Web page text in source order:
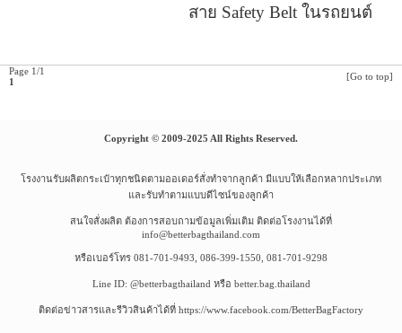
สาย Safety Belt ในรถยนต์
Page 1/1
1
[Go to top]
Copyright © 2009-2025 All Rights Reserved.
โรงงานรับผลิตกระเป๋าทุกชนิดตามออเดอร์สั่งทำจากลูกค้า มีแบบให้เลือกหลากประเภท
และรับทำตามแบบดีไซน์ของลูกค้า
สนใจสั่งผลิต ต้องการสอบถามข้อมูลเพิ่มเติม ติดต่อโรงงานได้ที่
info@betterbagthailand.com
หรือเบอร์โทร 081-701-9493, 086-399-1550, 081-701-9298
Line ID: @betterbagthailand หรือ better.bag.thailand
ติดต่อข่าวสารและรีวิวสินค้าได้ที่ https://www.facebook.com/BetterBagFactory